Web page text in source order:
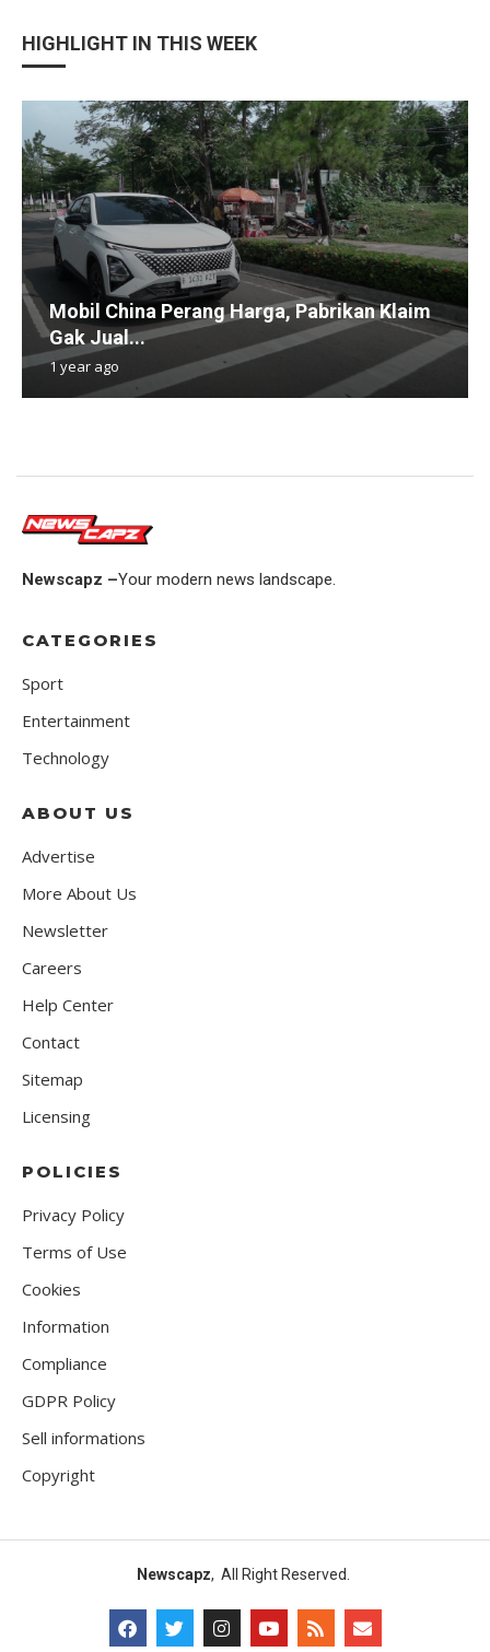
HIGHLIGHT IN THIS WEEK
Mobil China Perang Harga, Pabrikan Klaim
Gak Jual...
1 year ago
Newscapz –Your modern news landscape.
CATEGORIES
Sport
Entertainment
Technology
ABOUT US
Advertise
More About Us
Newsletter
Careers
Help Center
Contact
Sitemap
Licensing
POLICIES
Privacy Policy
Terms of Use
Cookies
Information
Compliance
GDPR Policy
Sell informations
Copyright
Newscapz, All Right Reserved.